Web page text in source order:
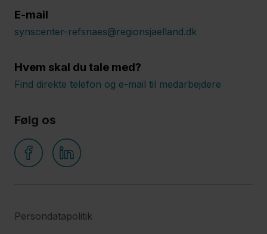
E-mail
synscenter-refsnaes@regionsjaelland.dk
Hvem skal du tale med?
Find direkte telefon og e-mail til medarbejdere
Følg os
Persondatapolitik